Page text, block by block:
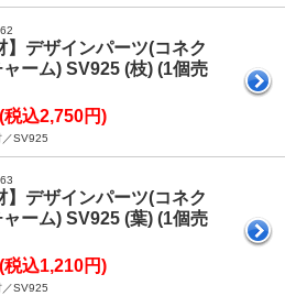
】デザインパーツ(コネク
ーム) SV925 (枝) (1個売
税込2,750円)
SV925
】デザインパーツ(コネク
ーム) SV925 (葉) (1個売
税込1,210円)
SV925